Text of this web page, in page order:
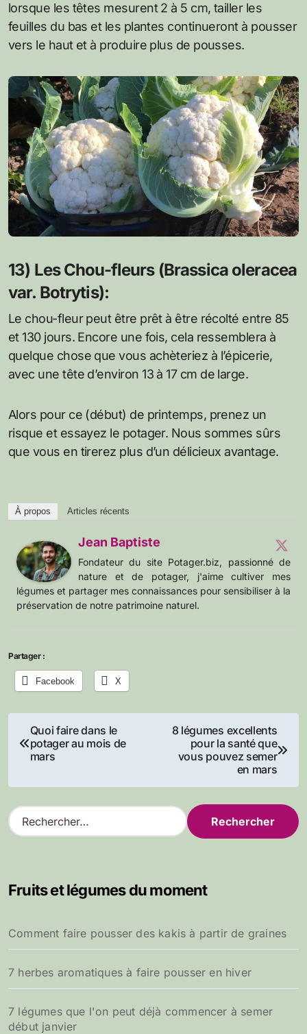
lorsque les têtes mesurent 2 à 5 cm, tailler les
feuilles du bas et les plantes continueront à pousser
vers le haut et à produire plus de pousses.
13) Les Chou-fleurs (Brassica oleracea
var. Botrytis):
Le chou-fleur peut être prêt à être récolté entre 85
et 130 jours. Encore une fois, cela ressemblera à
quelque chose que vous achèteriez à l’épicerie,
avec une tête d’environ 13 à 17 cm de large.
Alors pour ce (début) de printemps, prenez un
risque et essayez le potager. Nous sommes sûrs
que vous en tirerez plus d’un délicieux avantage.
À propos Articles récents
Jean Baptiste
Fondateur du site Potager.biz, passionné de
nature et de potager, j'aime cultiver mes
légumes et partager mes connaissances pour sensibiliser à la
préservation de notre patrimoine naturel.
Partager :
Facebook X
Navigation
de
l’article
Quoi faire dans le
potager au mois de
mars
8 légumes excellents
pour la santé que
vous pouvez semer
en mars
R
e
r
e
r
:
Fruits et légumes du moment
Comment faire pousser des kakis à partir de graines
7 herbes aromatiques à faire pousser en hiver
7 légumes que l'on peut déjà commencer à semer
début janvier